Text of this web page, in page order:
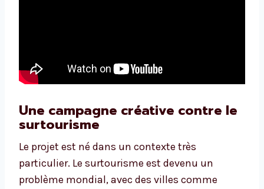
Une campagne créative contre le
surtourisme
Le projet est né dans un contexte très
particulier. Le surtourisme est devenu un
problème mondial, avec des villes comme